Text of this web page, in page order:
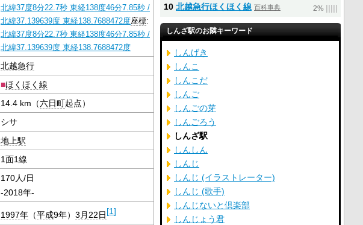
北緯37度8分22.7秒 東経138度46分7.85秒 /
北緯37.139639度 東経138.7688472度座標:
北緯37度8分22.7秒 東経138度46分7.85秒 /
北緯37.139639度 東経138.7688472度
北越急行
■ほくほく線
14.4 km（六日町起点）
シサ
地上駅
1面1線
170人/日
-2018年-
1997年 （平成9年） 3月22日[1]
10 北越急行ほくほく線 百科事典 2%
しんざ駅のお隣キーワード
しんげき
しんこ
しんこだ
しんご
しんごの芽
しんごろう
しんざ駅
しんしん
しんじ
しんじ (イラストレーター)
しんじ (歌手)
しんじないと倶楽部
しんじょう君